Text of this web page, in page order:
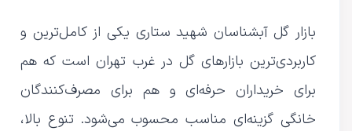
بازار گل آبشناسان شهید ستاری یکی از کامل‌ترین و
کاربردی‌ترین بازارهای گل در غرب تهران است که هم
برای خریداران حرفه‌ای و هم برای مصرف‌کنندگان
خانگی گزینه‌ای مناسب محسوب می‌شود. تنوع بالا،